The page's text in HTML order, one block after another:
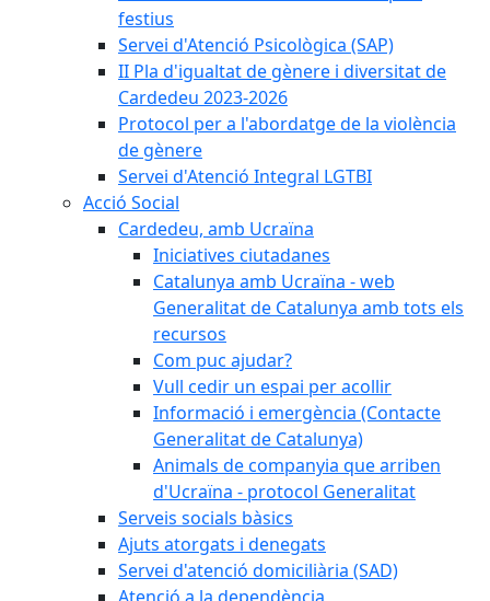
festius
Servei d'Atenció Psicològica (SAP)
II Pla d'igualtat de gènere i diversitat de
Cardedeu 2023-2026
Protocol per a l'abordatge de la violència
de gènere
Servei d'Atenció Integral LGTBI
Acció Social
Cardedeu, amb Ucraïna
Iniciatives ciutadanes
Catalunya amb Ucraïna - web
Generalitat de Catalunya amb tots els
recursos
Com puc ajudar?
Vull cedir un espai per acollir
Informació i emergència (Contacte
Generalitat de Catalunya)
Animals de companyia que arriben
d'Ucraïna - protocol Generalitat
Serveis socials bàsics
Ajuts atorgats i denegats
Servei d'atenció domiciliària (SAD)